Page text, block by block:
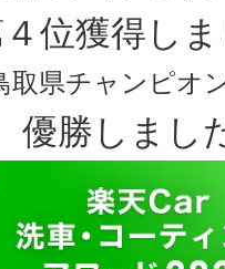
位獲得しま
取県チャンピオ
優勝しまし